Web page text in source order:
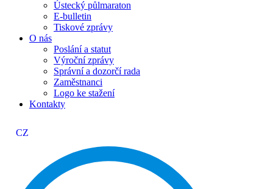
Ústecký půlmaraton
E-bulletin
Tiskové zprávy
O nás
Poslání a statut
Výroční zprávy
Správní a dozorčí rada
Zaměstnanci
Logo ke stažení
Kontakty
CZ